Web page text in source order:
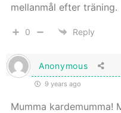
mellanmål efter träning.
0 Reply
Anonymous
9 years ago
Mumma kardemumma!